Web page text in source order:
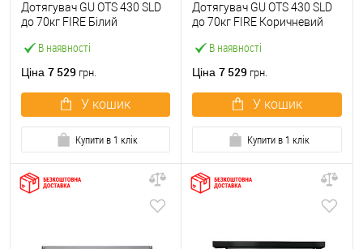
В наявності
Дотягувач GU ОТS 430 SLD
до 70кг FIRE Білий
Ціна 7 529 грн.
У кошик
Купити в 1 клік
В наявності
Дотягувач GU ОТS 430 SLD
до 70кг FIRE Коричневий
Ціна 7 529 грн.
У кошик
Купити в 1 клік